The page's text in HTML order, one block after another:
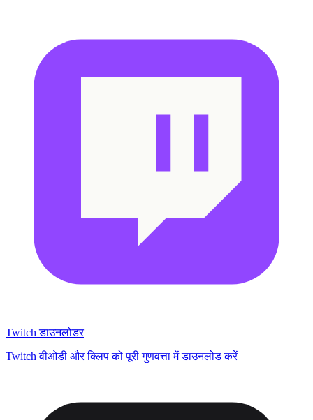
Twitch डाउनलोडर
Twitch वीओडी और क्लिप को पूरी गुणवत्ता में डाउनलोड करें